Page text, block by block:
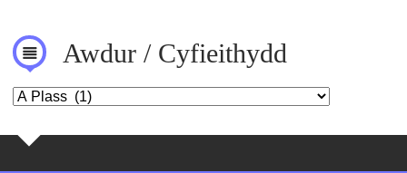
Awdur / Cyfieithydd